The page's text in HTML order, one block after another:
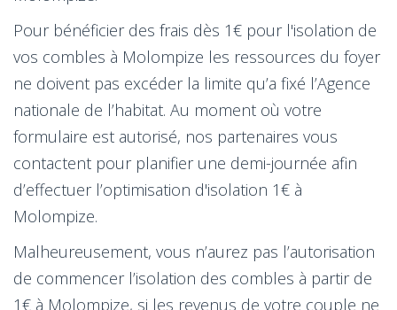
Pour bénéficier des frais dès 1€ pour l'isolation de
vos combles à Molompize les ressources du foyer
ne doivent pas excéder la limite qu’a fixé l’Agence
nationale de l’habitat. Au moment où votre
formulaire est autorisé, nos partenaires vous
contactent pour planifier une demi-journée afin
d’effectuer l’optimisation d'isolation 1€ à
Molompize.
Malheureusement, vous n’aurez pas l’autorisation
de commencer l’isolation des combles à partir de
1€ à Molompize, si les revenus de votre couple ne